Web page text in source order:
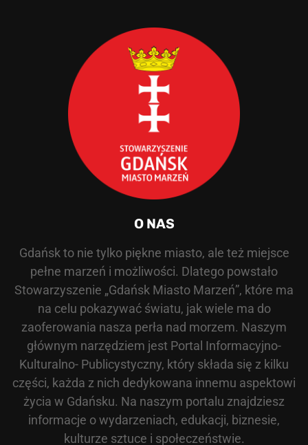
O NAS
Gdańsk to nie tylko piękne miasto, ale też miejsce
pełne marzeń i możliwości. Dlatego powstało
Stowarzyszenie „Gdańsk Miasto Marzeń”, które ma
na celu pokazywać światu, jak wiele ma do
zaoferowania nasza perła nad morzem. Naszym
głównym narzędziem jest Portal Informacyjno-
Kulturalno- Publicystyczny, który składa się z kilku
części, każda z nich dedykowana innemu aspektowi
życia w Gdańsku. Na naszym portalu znajdziesz
informacje o wydarzeniach, edukacji, biznesie,
kulturze sztuce i społeczeństwie.